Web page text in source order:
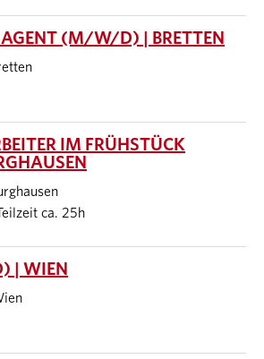
AGENT (M/W/D) | BRETTEN
IM FRÜHSTÜCK
ca. 25h
| WIEN